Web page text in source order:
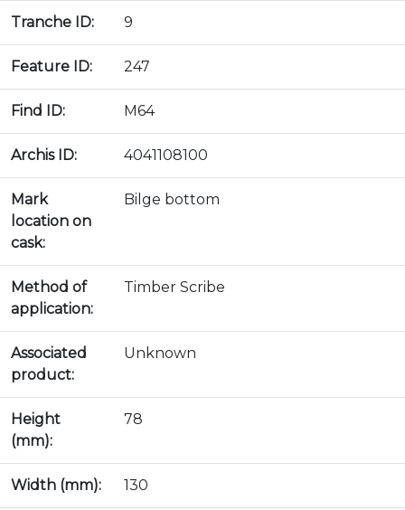
Tranche ID: 9
Feature ID: 247
Find ID: M64
Archis ID: 4041108100
Mark
location on
cask:
Bilge bottom
Method of
application:
Timber Scribe
Associated
product:
Unknown
Height
(mm):
78
Width (mm): 130